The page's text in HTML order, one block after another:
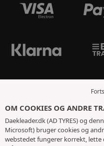
OM COOKIES OG ANDRE
Daekleader.dk (AD TYRES) og
Microsoft) bruger cookies og
webstedet fungerer korrekt,